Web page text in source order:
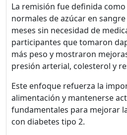
La remisión fue definida
normales de azúcar en
meses sin necesidad de
participantes que tomaron
más peso y mostraron
presión arterial, colesterol y
Este enfoque refuerza la
alimentación y mantenerse
fundamentales para mejorar
con diabetes tipo 2.